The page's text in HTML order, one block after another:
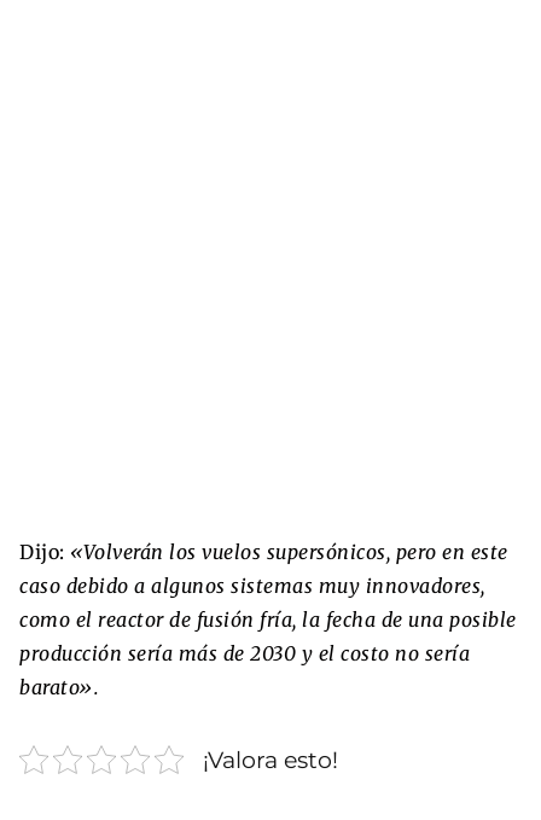
Dijo: «Volverán los vuelos supersónicos, pero en este
caso debido a algunos sistemas muy innovadores,
como el reactor de fusión fría, la fecha de una posible
producción sería más de 2030 y el costo no sería
barato».
¡Valora esto!